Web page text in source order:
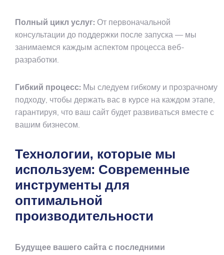
Полный цикл услуг: От первоначальной
консультации до поддержки после запуска — мы
занимаемся каждым аспектом процесса веб-
разработки.
Гибкий процесс: Мы следуем гибкому и прозрачному
подходу, чтобы держать вас в курсе на каждом этапе,
гарантируя, что ваш сайт будет развиваться вместе с
вашим бизнесом.
Технологии, которые мы
используем: Современные
инструменты для
оптимальной
производительности
Будущее вашего сайта с последними